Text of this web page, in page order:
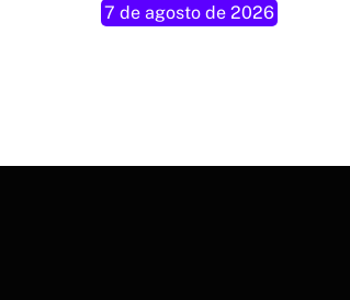
7 de agosto de 2026